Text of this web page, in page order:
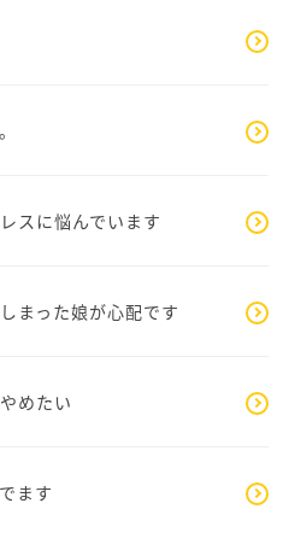
ると疲れてしまう時、人
、そうした心の居場所に
ね。
劫だったり、現実に楽し
ら、「私はなぜ現実がく
慢な人もいますが、優し
ます。今はまだそのよう
かもしれません。
能です。物語や美しい世
人生を豊かにしてくれま
スに悩んでいます
まった娘が心配です
めたい
ます